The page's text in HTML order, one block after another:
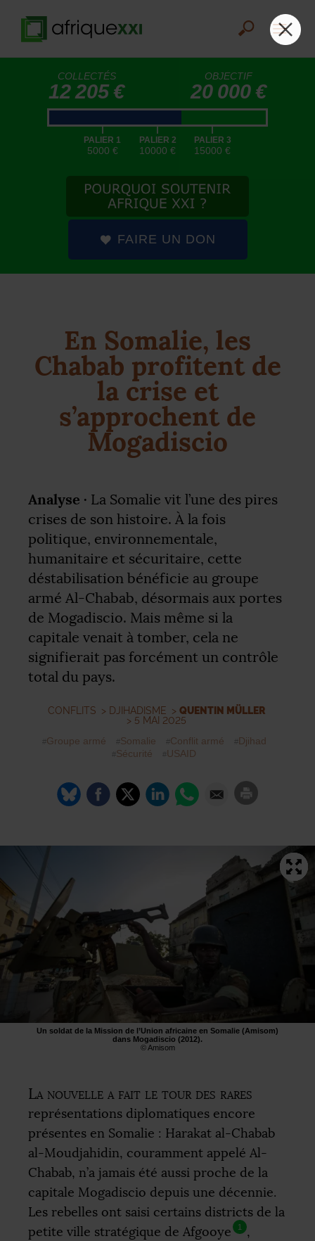
COLLECTÉS
12 205 €
OBJECTIF
20 000 €
|
PALIER 1
5000 €
|
PALIER 2
10000 €
|
PALIER 3
15000 €
FAIRE UN DON
En Somalie, les
Chabab profitent de
la crise et
s’approchent de
Mogadiscio
Analyse · La Somalie vit l’une des pires
crises de son histoire. À la fois
politique, environnementale,
humanitaire et sécuritaire, cette
déstabilisation bénéficie au groupe
armé Al-Chabab, désormais aux portes
de Mogadiscio. Mais même si la
capitale venait à tomber, cela ne
signifierait pas forcément un contrôle
total du pays.
CONFLITS > DJIHADISME > QUENTIN MÜLLER
> 5 MAI 2025
Groupe armé Somalie Conflit armé
Djihad
Sécurité
USAID
Un soldat de la Mission de l’Union africaine en Somalie (Amisom)
dans Mogadiscio (2012).
© Amisom
La nouvelle a fait le tour des rares
représentations diplomatiques encore
présentes en Somalie : Harakat al-Chabab
al-Moudjahidin, couramment appelé Al-
Chabab, n’a jamais été aussi proche de la
capitale Mogadiscio depuis une décennie.
Les rebelles ont saisi certains districts de la
petite ville stratégique de Afgooye
1
,